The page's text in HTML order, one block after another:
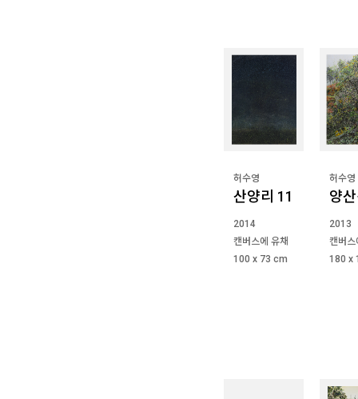
허수영
산양리 11
2014
캔버스에 유채
100 x 73 cm
허수영
양
2013
캔버스
180 x